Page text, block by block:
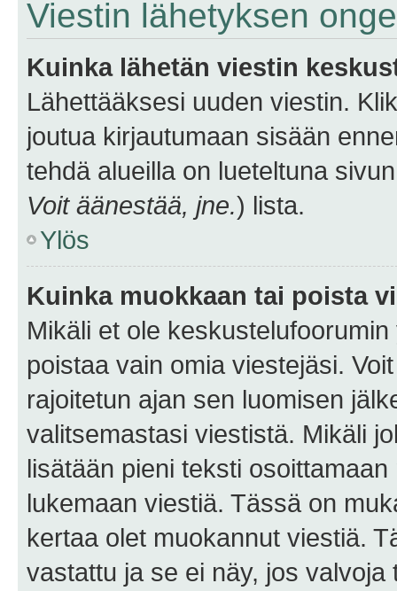
Viestin lähetyksen
Kuinka lähetän viestin
Lähettääksesi uuden viestin.
joutua kirjautumaan sisään
tehdä alueilla on lueteltuna
Voit äänestää, jne.) lista.
Ylös
Kuinka muokkaan tai poista
Mikäli et ole
poistaa vain omia viestejäsi.
rajoitetun ajan sen luomisen
valitsemastasi viestistä. Mikäli
lisätään pieni teksti
lukemaan viestiä. Tässä on
kertaa olet muokannut viestiä.
vastattu ja se ei näy, jos